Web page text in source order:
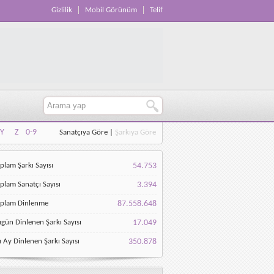
Gizlilik Mobil Görünüm Telif
Y Z
0-9
Y Z 0-9
Sanatçıya Göre Şarkıya Göre
Şarkı Sayısı 54.753
Sanatçı Sayısı 3.394
Dinlenme 87.558.648
Dinlenen Şarkı Sayısı 17.049
Ay Dinlenen Şarkı Sayısı 350.878